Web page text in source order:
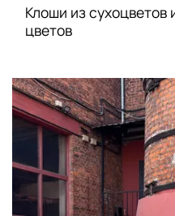
Клоши из сухоцветов
цветов